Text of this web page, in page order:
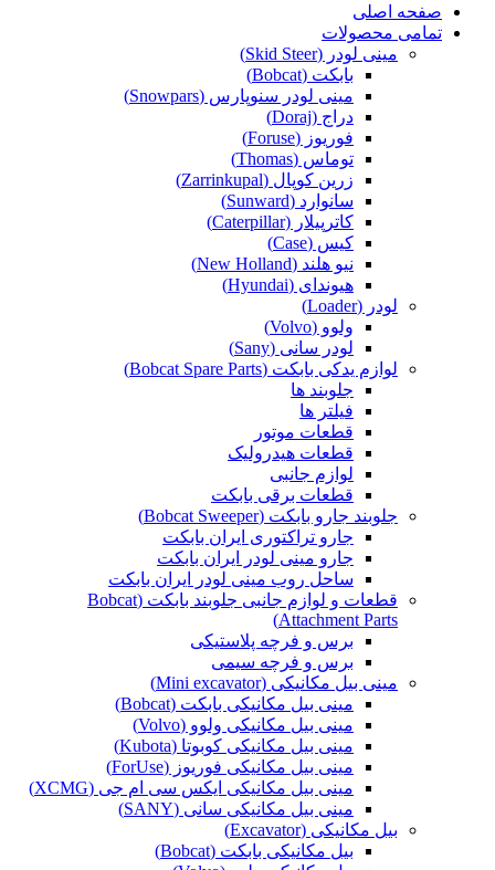
صفحه اصلی
تمامی محصولات
مینی لودر (Skid Steer)
بابکت (Bobcat)
مینی لودر سنوپارس (Snowpars)
دراج (Doraj)
فوریوز (Foruse)
توماس (Thomas)
زرین کوپال (Zarrinkupal)
سانوارد (Sunward)
کاترپیلار (Caterpillar)
کیس (Case)
نیو هلند (New Holland)
هیوندای (Hyundai)
لودر (Loader)
ولوو (Volvo)
لودر سانی (Sany)
لوازم یدکی بابکت (Bobcat Spare Parts)
جلوبند ها
فیلتر ها
قطعات موتور
قطعات هیدرولیک
لوازم جانبی
قطعات برقی بابکت
جلوبند جارو بابکت (Bobcat Sweeper)
جارو تراکتوری ایران بابکت
جارو مینی لودر ایران بابکت
ساحل روب مینی لودر ایران بابکت
قطعات و لوازم جانبی جلوبند بابکت (Bobcat
Attachment Parts)
برس و فرچه پلاستیکی
برس و فرچه سیمی
مینی بیل مکانیکی (Mini excavator)
مینی بیل مکانیکی بابکت (Bobcat)
مینی بیل مکانیکی ولوو (Volvo)
مینی بیل مکانیکی کوبوتا (Kubota)
مینی بیل مکانیکی فوریوز (ForUse)
مینی بیل مکانیکی ایکس سی ام جی (XCMG)
مینی بیل مکانیکی سانی (SANY)
بیل مکانیکی (Excavator)
بیل مکانیکی بابکت (Bobcat)